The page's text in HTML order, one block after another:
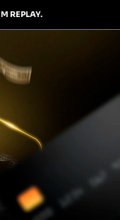
REPLAY.